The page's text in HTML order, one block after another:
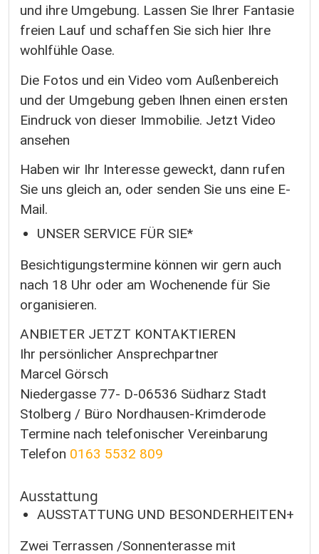
und ihre Umgebung. Lassen Sie Ihrer Fantasie
freien Lauf und schaffen Sie sich hier Ihre
wohlfühle Oase.
Die Fotos und ein Video vom Außenbereich
und der Umgebung geben Ihnen einen ersten
Eindruck von dieser Immobilie. Jetzt Video
ansehen
Haben wir Ihr Interesse geweckt, dann rufen
Sie uns gleich an, oder senden Sie uns eine E-
Mail.
UNSER SERVICE FÜR SIE*
Besichtigungstermine können wir gern auch
nach 18 Uhr oder am Wochenende für Sie
organisieren.
ANBIETER JETZT KONTAKTIEREN
Ihr persönlicher Ansprechpartner
Marcel Görsch
Niedergasse 77- D-06536 Südharz Stadt
Stolberg / Büro Nordhausen-Krimderode
Termine nach telefonischer Vereinbarung
Telefon 0163 5532 809
Ausstattung
AUSSTATTUNG UND BESONDERHEITEN+
Zwei Terrassen /Sonnenterasse mit